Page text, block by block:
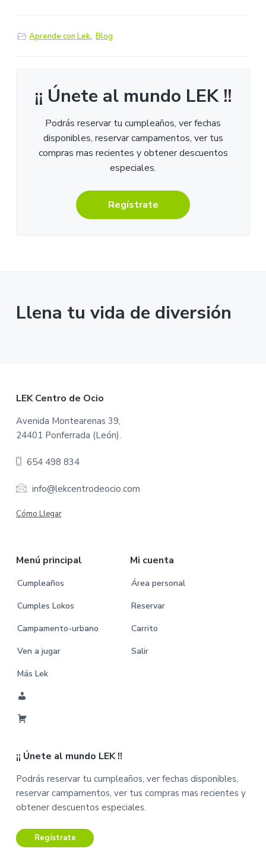
Aprende con Lek, Blog
¡¡ Únete al mundo LEK !!
Podrás reservar tu cumpleaños, ver fechas
disponibles, reservar campamentos, ver tus
compras mas recientes y obtener descuentos
especiales.
Regístrate
Llena tu vida de diversión
LEK Centro de Ocio
Avenida Montearenas 39,
24401 Ponferrada (León).
654 498 834
info@lekcentrodeocio.com
Cómo Llegar
Menú principal
Cumpleaños
Cumples Lokos
Campamento-urbano
Ven a jugar
Más Lek
e
n
r
i
t
o
Mi cuenta
Área personal
Reservar
Carrito
Salir
¡¡ Únete al mundo LEK !!
Podrás reservar tu cumpleaños, ver fechas disponibles,
reservar campamentos, ver tus compras mas recientes y
obtener descuentos especiales.
Regístrate